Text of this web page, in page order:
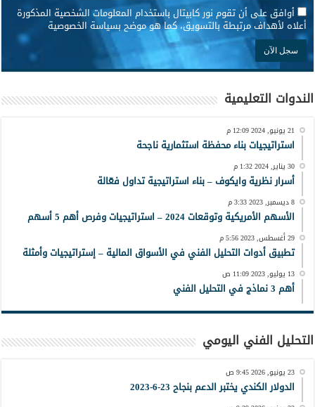
* أوافق على أن تقوم نور كابيتال باستخدام المعلومات الشخصية المذكورة
أعلاه لأهداف مرتبطة بالتسويق، كما هو موضح بسياسة الخصوصية
الندوات التعليمية
21 يونيو, 2024 12:09 م
استراتيجيات بناء محفظة استثمارية ناجحة
30 يناير, 2024 1:32 م
أسرار نظرية وايكوف – بناء استراتيجية تداول فعّالة
8 ديسمبر, 2023 3:33 م
الأسهم الأمريكية وتوقعات 2024 – استراتيجيات وفرص أهم 5 أسهم
29 أغسطس, 2023 5:56 م
تطبيق أدوات التحليل الفني في الأسواق المالية – إستراتيجيات وأمثلة
13 يوليو, 2023 11:09 ص
أهم 3 نماذج في التحليل الفني
التحليل الفني اليومي
23 يونيو, 2026 9:45 ص
الدولار الكندي يختبر الدعم بنجاح 23-6-2023